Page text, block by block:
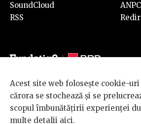
SoundCloud
RSS
ANPC
© 2026 BRD Groupe Société Générale,
Scena 9 este un proiect sustinut de
BRD
GÉNÉRALE
Acest site web folosește cookie-
cărora se stochează și se
scopul îmbunătățirii experienței
multe detalii aici.